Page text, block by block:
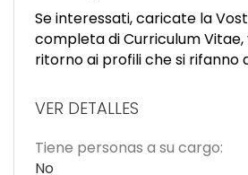
Se interessati, caricate la
completa di Curriculum
ritorno ai profili che si rifanno
VER DETALLES
Tiene personas a su cargo:
No